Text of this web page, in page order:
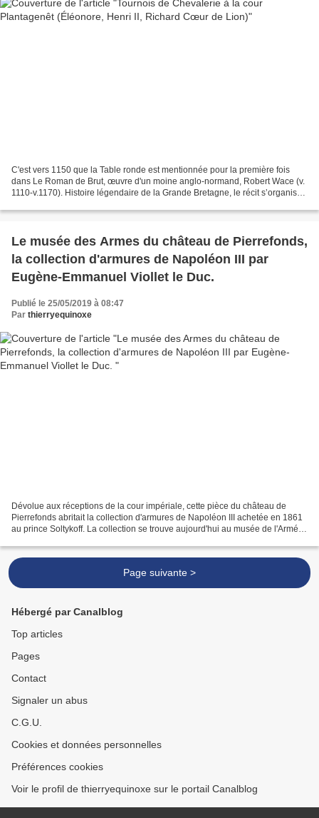
C'est vers 1150 que la Table ronde est mentionnée pour la première fois
dans Le Roman de Brut, œuvre d'un moine anglo-normand, Robert Wace (v.
1110-v.1170). Histoire légendaire de la Grande Bretagne, le récit s’organise
Le musée des Armes du château de Pierrefonds,
la collection d'armures de Napoléon III par
Eugène-Emmanuel Viollet le Duc.
Publié le 25/05/2019 à 08:47
Par thierryequinoxe
Dévolue aux réceptions de la cour impériale, cette pièce du château de
Pierrefonds abritait la collection d'armures de Napoléon III achetée en 1861
au prince Soltykoff. La collection se trouve aujourd'hui au musée de l'Armée
Page suivante >
Hébergé par Canalblog
Top articles
Pages
Contact
Signaler un abus
C.G.U.
Cookies et données personnelles
Préférences cookies
Voir le profil de thierryequinoxe sur le portail Canalblog